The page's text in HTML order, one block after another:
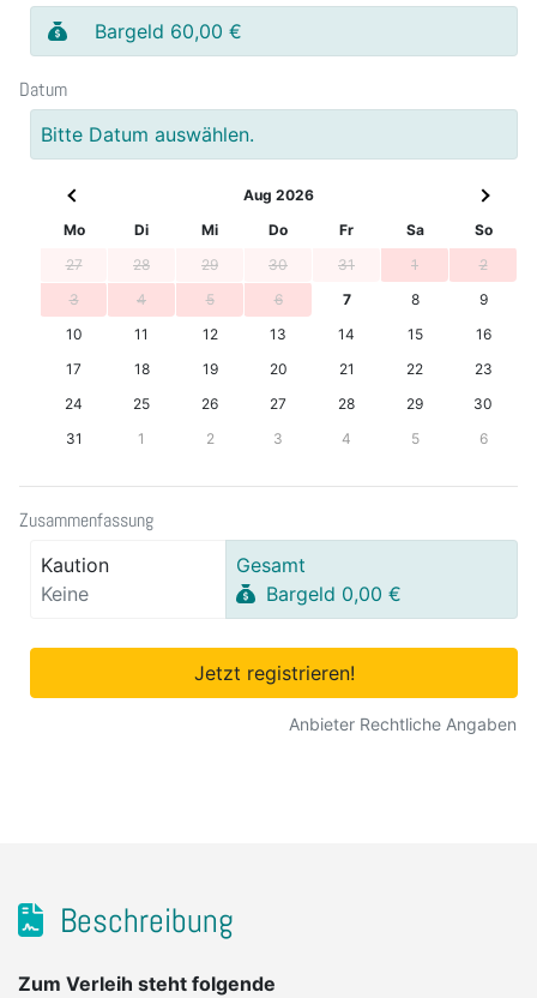
Bargeld 60,00 €
Datum
Bitte Datum auswählen.
Aug 2026
Mo
Di Mi Do Fr Sa
So
27
28 29 30 31 1
2
3
4 5 6 7 8
9
10
11 12 13 14 15
16
17
18 19 20 21 22
23
24
25 26 27 28 29
30
31
1 2 3 4 5 6
Zusammenfassung
Kaution
Keine
Gesamt
Bargeld 0,00 €
Jetzt registrieren!
Anbieter Rechtliche Angaben
Beschreibung
Zum Verleih steht folgende